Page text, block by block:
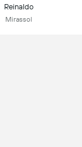
Reinaldo
Mirassol